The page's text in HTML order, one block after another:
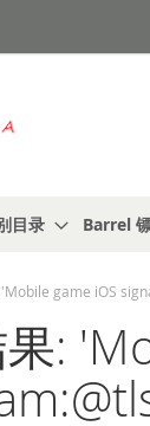
目录
Barrel
'Mobile game iOS
: